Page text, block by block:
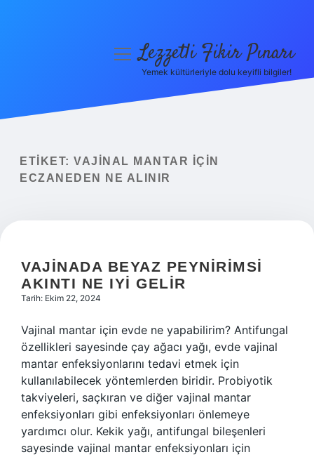
Yasal Uyarı
menüyüLezzetli Fikir Pınarı
Yemek kültürleriyle dolu keyifli bilgiler!
ETIKET: VAJINAL MANTAR IÇIN
ECZANEDEN NE ALINIR
VAJINADA BEYAZ PEYNIRIMSI
AKINTI NE IYI GELIR
Tarih: Ekim 22, 2024
Vajinal mantar için evde ne yapabilirim? Antifungal
özellikleri sayesinde çay ağacı yağı, evde vajinal
mantar enfeksiyonlarını tedavi etmek için
kullanılabilecek yöntemlerden biridir. Probiyotik
takviyeleri, saçkıran ve diğer vajinal mantar
enfeksiyonları gibi enfeksiyonları önlemeye
yardımcı olur. Kekik yağı, antifungal bileşenleri
sayesinde vajinal mantar enfeksiyonları için